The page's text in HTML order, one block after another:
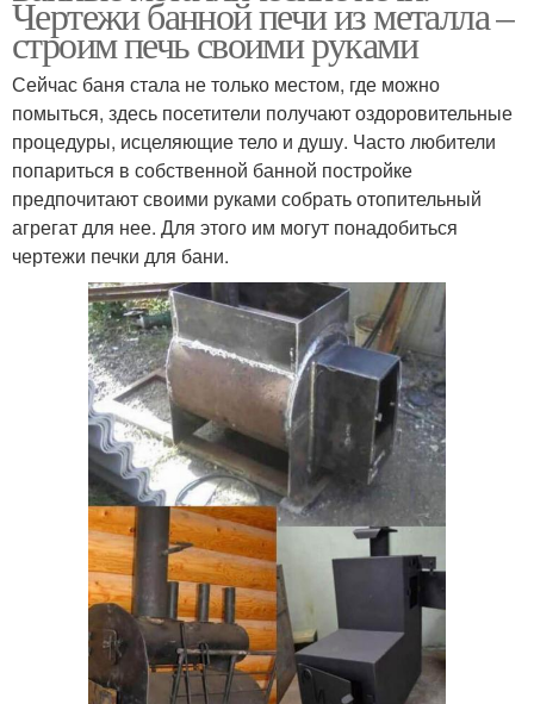
Чертежи банной печи из металла –
строим печь своими руками
Сейчас баня стала не только местом, где можно
помыться, здесь посетители получают оздоровительные
процедуры, исцеляющие тело и душу. Часто любители
попариться в собственной банной постройке
предпочитают своими руками собрать отопительный
агрегат для нее. Для этого им могут понадобиться
чертежи печки для бани.